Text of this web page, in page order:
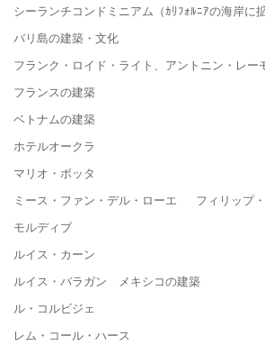
シーランチコンドミニアム（ｶﾘﾌｫﾙﾆｱの海岸に
バリ島の建築・文化
フランク・ロイド・ライト、アントニン・レー
フランスの建築
ベトナムの建築
ホテルオークラ
マリオ・ボッタ
ミース・ファン・デル・ローエ フィリップ
モルディブ
ルイス・カーン
ルイス・バラガン メキシコの建築
ル・コルビジェ
レム・コール・ハース